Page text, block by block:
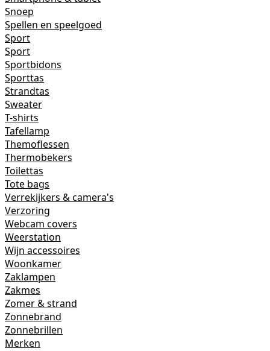
Snoep
Spellen en speelgoed
Sport
Sport
Sportbidons
Sporttas
Strandtas
Sweater
T-shirts
Tafellamp
Themoflessen
Thermobekers
Toilettas
Tote bags
Verrekijkers & camera's
Verzoring
Webcam covers
Weerstation
Wijn accessoires
Woonkamer
Zaklampen
Zakmes
Zomer & strand
Zonnebrand
Zonnebrillen
Merken